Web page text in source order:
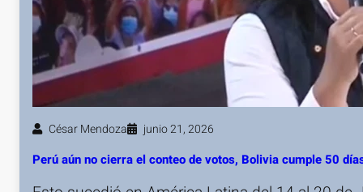
César Mendoza junio 21, 2026
Perú aún no cierra el conteo de votos, Bolivia cumple 50